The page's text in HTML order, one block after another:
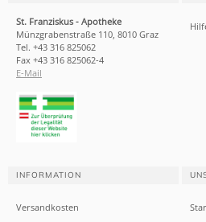
St. Franziskus - Apotheke
Münzgrabenstraße 110, 8010 Graz
Tel. +43 316 825062
Fax +43 316 825062-4
E-Mail
INFORMATION
Versandkosten